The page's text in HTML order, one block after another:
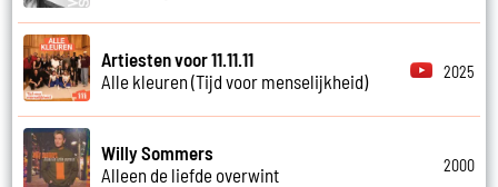
Artiesten voor 11.11.11
Alle kleuren (Tijd voor menselijkheid)
2025
Willy Sommers
Alleen de liefde overwint
2000